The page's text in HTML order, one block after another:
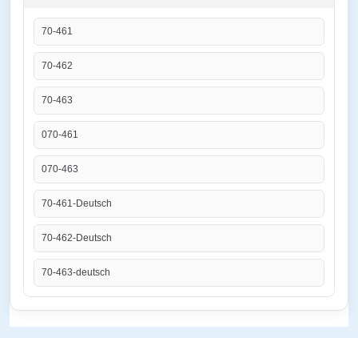
70-461
70-462
70-463
070-461
070-463
70-461-Deutsch
70-462-Deutsch
70-463-deutsch